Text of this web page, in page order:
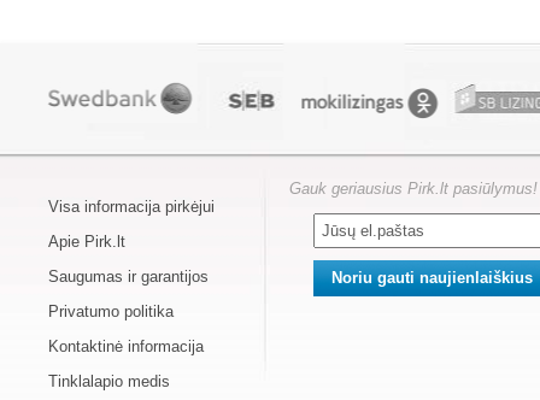
Visa informacija pirkėjui
Apie Pirk.lt
Saugumas ir garantijos
Privatumo politika
Kontaktinė informacija
Tinklalapio medis
Gauk geriausius Pirk.lt pasiūlymus!